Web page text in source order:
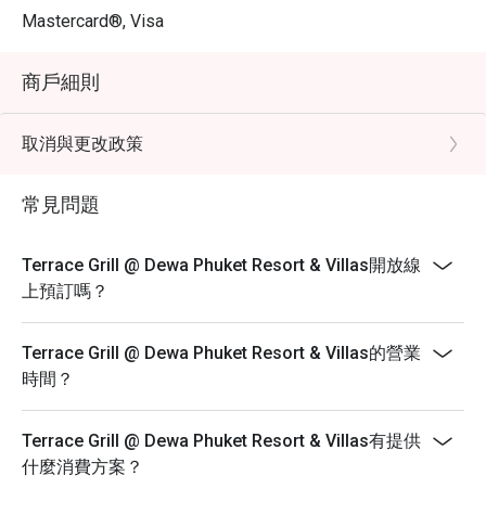
Mastercard®, Visa
商戶細則
取消與更改政策
常見問題
Terrace Grill @ Dewa Phuket Resort & Villas開放線
上預訂嗎？
Terrace Grill @ Dewa Phuket Resort & Villas的營業
時間？
Terrace Grill @ Dewa Phuket Resort & Villas有提供
什麼消費方案？